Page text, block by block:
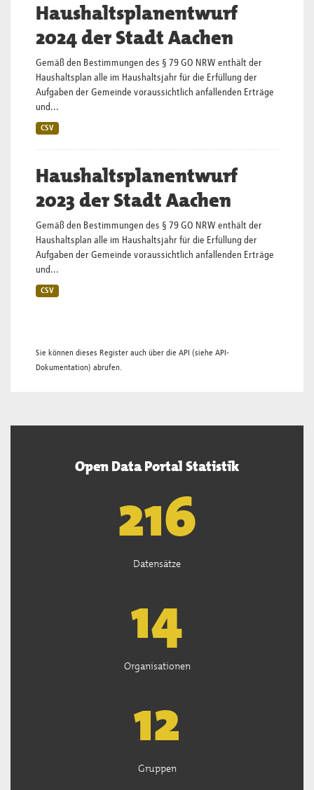
Haushaltsplanentwurf
2024 der Stadt Aachen
Gemäß den Bestimmungen des § 79 GO NRW enthält der
Haushaltsplan alle im Haushaltsjahr für die Erfüllung der
Aufgaben der Gemeinde voraussichtlich anfallenden Erträge
und...
CSV
Haushaltsplanentwurf
2023 der Stadt Aachen
Gemäß den Bestimmungen des § 79 GO NRW enthält der
Haushaltsplan alle im Haushaltsjahr für die Erfüllung der
Aufgaben der Gemeinde voraussichtlich anfallenden Erträge
und...
CSV
Sie können dieses Register auch über die API (siehe API-
Dokumentation) abrufen.
Open Data Portal Statistik
218
Datensätze
14
Organisationen
13
Gruppen